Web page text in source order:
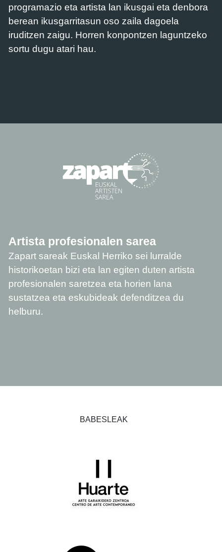
programazio eta artista lan ikusgai eta denbora
berean ikusgarritasun oso zaila dagoela
iruditzen zaigu. Horren konpontzen laguntzeko
sortu dugu atari hau.
Artista profesionalen sarea
Zapart sareak Euskal Herriko sei lurralde
historikoetan bizi eta lan egiten duten artista
profesionalen saretzea eta horien lana
sustatzea eta eskubideak defenditzea du
helburu.
BABESLEAK